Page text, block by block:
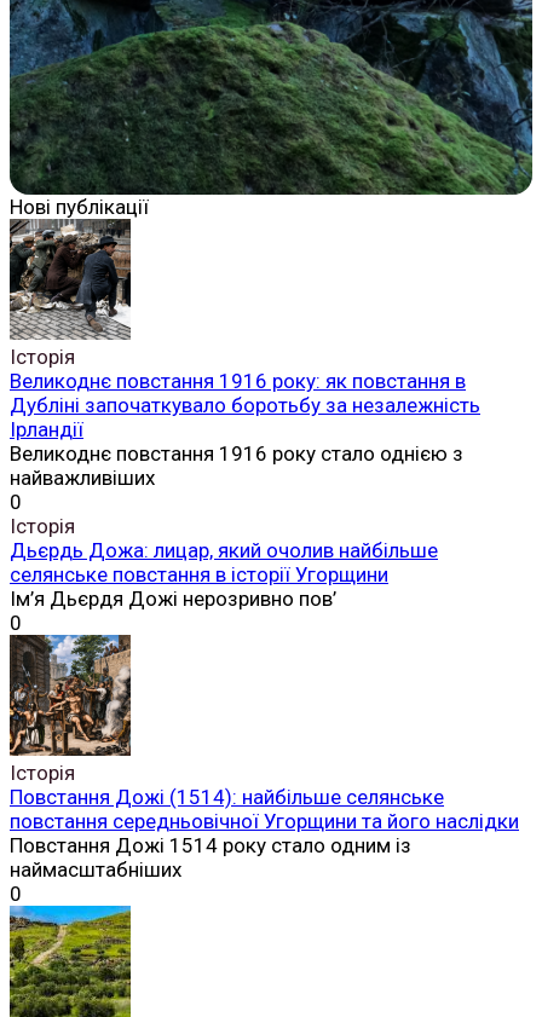
Нові публікації
Історія
Великоднє повстання 1916 року: як повстання в
Дубліні започаткувало боротьбу за незалежність
Ірландії
Великоднє повстання 1916 року стало однією з
найважливіших
0
Історія
Дьєрдь Дожа: лицар, який очолив найбільше
селянське повстання в історії Угорщини
Ім’я Дьєрдя Дожі нерозривно пов’
0
Історія
Повстання Дожі (1514): найбільше селянське
повстання середньовічної Угорщини та його наслідки
Повстання Дожі 1514 року стало одним із
наймасштабніших
0